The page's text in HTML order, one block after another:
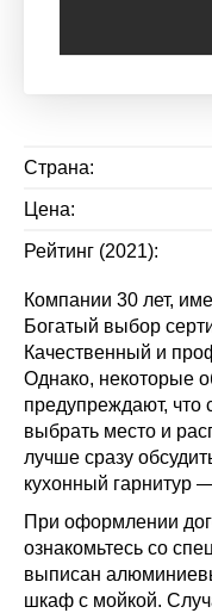
Страна:
Цена:
Рейтинг (2021):
Компании 30 лет,
Богатый выбор
Качественный и
Однако, некоторые
предупреждают, что
выбрать место и
лучше сразу
кухонный гарнитур
При оформлении
ознакомьтесь со
выписан
шкаф с мойкой.